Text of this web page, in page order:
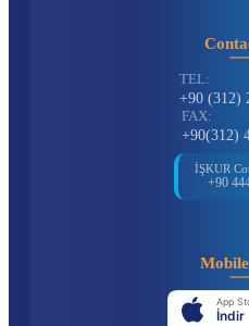
TEL:
+90 (312)
FAX:
+90(312)
İŞKUR
+90
App
İndir